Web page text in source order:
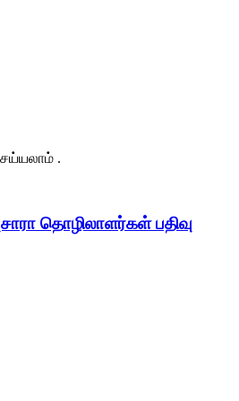
தொழிலாளர்கள் பதிவு